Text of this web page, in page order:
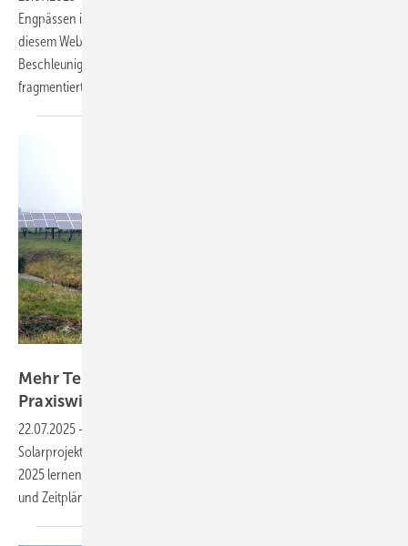
Engpässen im Entwicklungsprozess nie in Betrieb genommen. In
diesem Webinar am 23. Juli 2025 werden umsetzbare Lösungen zur
Beschleunigung von Projektzeitplänen und zur Beseitigung
fragmentierter Arbeitsabläufe
Mehr Tempo für Ihre Solarprojekte:
Praxiswissen im
22.07.2025 -
Solarprojekte aus. Im kostenfreien Webinar mit PV Case am 23. Juli
2025 lernen Sie, wie mit cleveren Softwaretools Projekte beschleunigt
und Zeitpläne gestrafft